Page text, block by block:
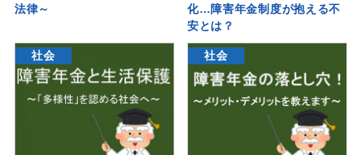
法律～
化…障害年金制度が抱える不
安とは？
社会 社会